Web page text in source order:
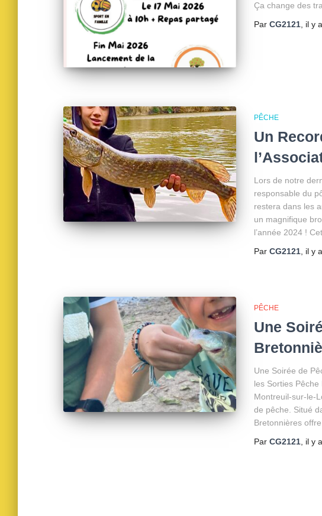
Ça change des
ParCG2121 , il y
PÊCHE
Un
Lors de notre
responsable du
restera dans les
un magnifique
l’année 2024 !
ParCG2121 , il y a
PÊCHE
Une
Une Soirée de
les Sorties Pêche
Montreuil-sur-le-
de pêche. Situé
Bretonnières
ParCG2121 , il y a